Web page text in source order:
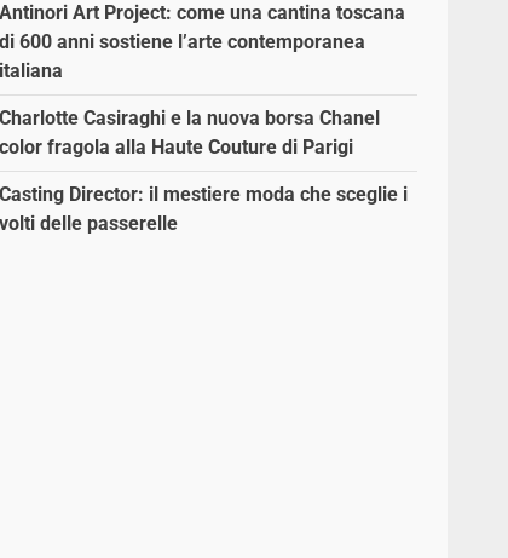
Antinori Art Project: come una cantina toscana
di 600 anni sostiene l’arte contemporanea
italiana
Charlotte Casiraghi e la nuova borsa Chanel
color fragola alla Haute Couture di Parigi
Casting Director: il mestiere moda che sceglie i
volti delle passerelle